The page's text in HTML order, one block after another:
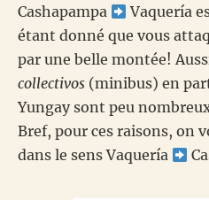
Cashapampa
Vaquería
étant donné que vous
par une belle montée!
collectivos (minibus) en
Yungay sont peu
Bref, pour ces raisons, on
dans le sens Vaquería